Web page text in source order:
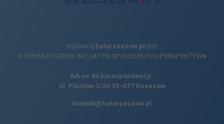
Wydawcą halorzeszow.pl jest:
STOWARZYSZENIE INICJATYW SPOŁECZNYCH PERSPEKTYWA
Adres do korespondencji:
ul. Piastów 3/20 35-077 Rzeszów
kontakt@halorzeszow.pl